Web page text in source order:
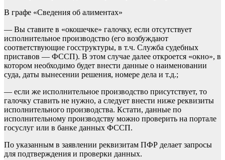
В графе «Сведения об алиментах»
— Вы ставите в «окошечке» галочку, если отсутствует
исполнительное производство (его возбуждают
соответствующие госструктуры, в т.ч. Служба судебных
приставов — ФССП). В этом случае далее откроется «окно», в
котором необходимо будет внести данные о наименовании
суда, даты вынесении решения, номере дела и т.д.;
— если же исполнительное производство присутствует, то
галочку ставить не нужно, а следует внести ниже реквизиты
исполнительного производства. Кстати, данные по
исполнительному производству можно проверить на портале
госуслуг или в банке данных ФССП.
По указанным в заявлении реквизитам ПФР делает запросы
для подтверждения и проверки данных.